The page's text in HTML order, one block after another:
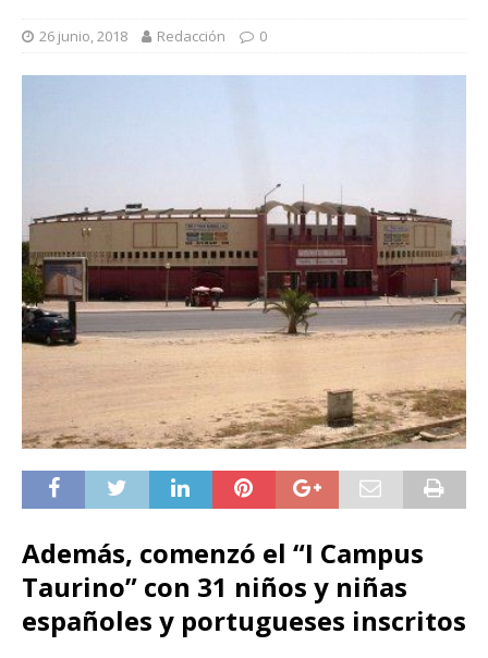
26 junio, 2018 Redacción 0
Además, comenzó el “I Campus
Taurino” con 31 niños y niñas
españoles y portugueses inscritos